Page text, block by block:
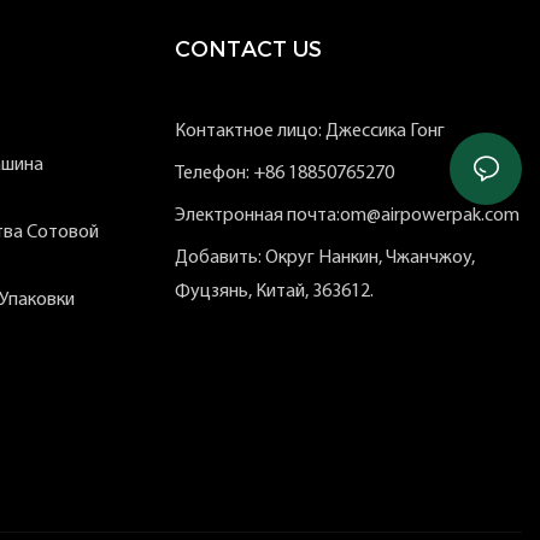
Сотовой
CONTACT US
Контактное лицо: Джессика Гонг
Телефон: +86 18850765270
Электронная почта:om@airpowerpak.com
Добавить: Округ Нанкин, Чжанчжоу,
Фуцзянь, Китай, 363612.